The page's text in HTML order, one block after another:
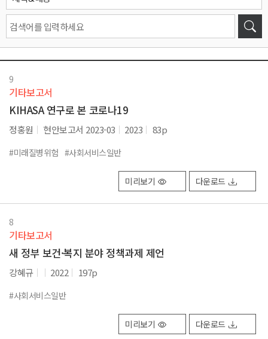
9
기타보고서
KIHASA 연구로 본 코로나19
정홍원 현안보고서 2023-03 2023 83p
#미래질병위험 #사회서비스일반
미리보기 다운로드
8
기타보고서
새 정부 보건·복지 분야 정책과제 제언
강혜규 2022 197p
#사회서비스일반
미리보기 다운로드